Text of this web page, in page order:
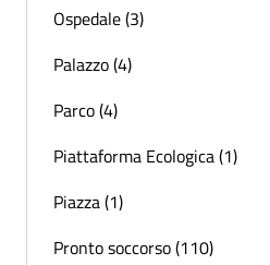
Ospedale (3)
Palazzo (4)
Parco (4)
Piattaforma Ecologica (1)
Piazza (1)
Pronto soccorso (110)